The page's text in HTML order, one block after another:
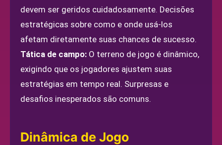
devem ser geridos cuidadosamente. Decisões
estratégicas sobre como e onde usá-los
afetam diretamente suas chances de sucesso.
Tática de campo: O terreno de jogo é dinâmico,
exigindo que os jogadores ajustem suas
estratégias em tempo real. Surpresas e
desafios inesperados são comuns.
Dinâmica de Jogo